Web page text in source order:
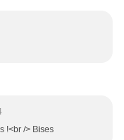
!<br /> Bises